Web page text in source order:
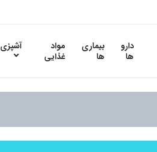
دارو
ها
بیماری
ها
مواد
غذایی
آشپزی